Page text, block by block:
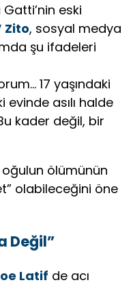
eski
Zito, sosyal medya
şu ifadeleri
17 yaşındaki
evinde asılı halde
kader değil, bir
ölümünün
olabileceğini öne
Değil”
Latif de acı